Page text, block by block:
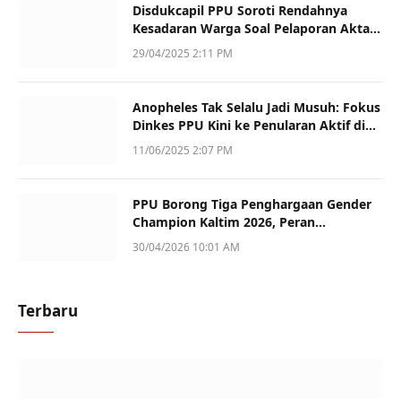
Disdukcapil PPU Soroti Rendahnya
Kesadaran Warga Soal Pelaporan Akta
Kematian
29/04/2025 2:11 PM
Anopheles Tak Selalu Jadi Musuh: Fokus
Dinkes PPU Kini ke Penularan Aktif di
Sotek
11/06/2025 2:07 PM
PPU Borong Tiga Penghargaan Gender
Champion Kaltim 2026, Peran
Perempuan Jadi Sorotan
30/04/2026 10:01 AM
Terbaru